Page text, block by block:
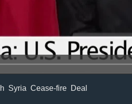
Syria Cease-fire Deal